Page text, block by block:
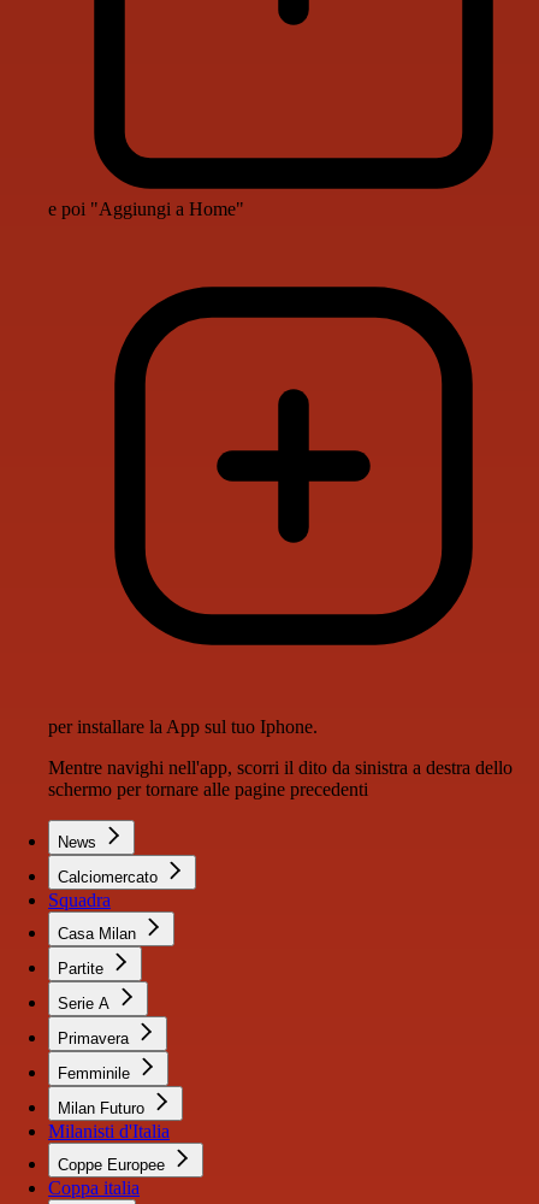
e poi "Aggiungi a Home"
per installare la App sul tuo Iphone.
Mentre navighi nell'app, scorri il dito da sinistra a destra dello
schermo per tornare alle pagine precedenti
News
Calciomercato
Squadra
Casa Milan
Partite
Serie A
Primavera
Femminile
Milan Futuro
Milanisti d'Italia
Coppe Europee
Coppa italia